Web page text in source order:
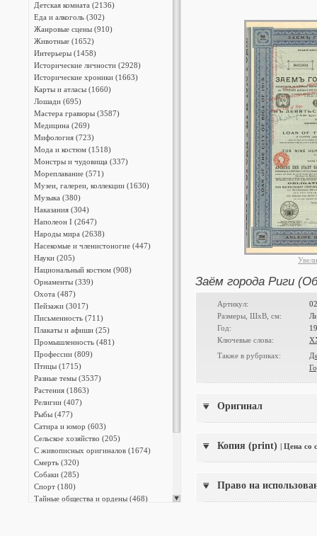
Детская комната (2136)
Еда и алкоголь (302)
Жанровые сцены (910)
Животные (1652)
Интерьеры (1458)
Исторические личности (2928)
Исторические хроники (1663)
Карты и атласы (1660)
Лошади (695)
Мастера гравюры (3587)
Медицина (269)
Мифология (723)
Мода и костюм (1518)
Монстры и чудовища (337)
Мореплавание (571)
Музеи, галереи, коллекции (1630)
Музыка (380)
Наказания (304)
Наполеон I (2647)
Народы мира (2638)
Насекомые и членистоногие (447)
Науки (205)
Национальный костюм (908)
Орнаменты (339)
Охота (487)
Пейзажи (3017)
Письменность (711)
Плакаты и афиши (25)
Промышленность (481)
Профессии (809)
Птицы (1715)
Разные темы (3537)
Растения (1863)
Религии (407)
Рыбы (477)
Сатира и юмор (603)
Сельское хозяйство (205)
С живописных оригиналов (1674)
Смерть (320)
Собаки (285)
Спорт (180)
Тайные общества и ордены (468)
Заём города Риги
Артикул:
Размеры, ШxВ, см:
Год:
Ключевые слова:
Также в рубриках:
Оригинал
Копия (print) | Цена со
Право на